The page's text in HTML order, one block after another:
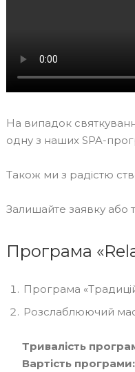
На випадок
одну з наших SPA-
Також ми з радістю
Залишайте заявку або
Програма
Програма
Розслаблюючий
Тривалість
Вартість